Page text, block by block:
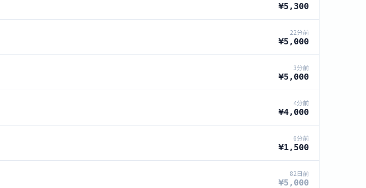
¥5,300
22分前
¥5,000
3分前
¥5,000
4分前
¥4,000
6分前
¥1,500
82日前
¥5,000